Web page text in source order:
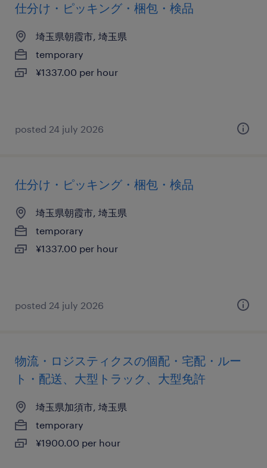
仕分け・ピッキング・梱包・検品
埼玉県朝霞市, 埼玉県
temporary
¥1337.00 per hour
posted 24 july 2026
仕分け・ピッキング・梱包・検品
埼玉県朝霞市, 埼玉県
temporary
¥1337.00 per hour
posted 24 july 2026
物流・ロジスティクスの個配・宅配・ルー
ト・配送、大型トラック、大型免許
埼玉県加須市, 埼玉県
temporary
¥1900.00 per hour